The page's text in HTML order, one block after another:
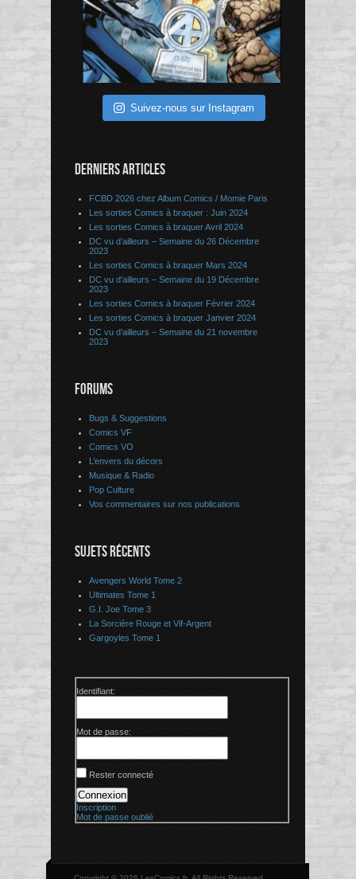
Suivez-nous sur Instagram
DERNIERS ARTICLES
FCBD 2026 chez Album Comics / Momie Paris
Les sorties Comics à braquer : Juin 2024
Les sorties Comics à braquer Avril 2024
DC vu d’ailleurs – Semaine du 26 Décembre
2023
Les sorties Comics à braquer Mars 2024
DC vu d’ailleurs – Semaine du 19 Décembre
2023
Les sorties Comics à braquer Février 2024
Les sorties Comics à braquer Janvier 2024
DC vu d’ailleurs – Semaine du 21 novembre
2023
FORUMS
Bugs & Suggestions
Comics VF
Comics VO
L’envers du décors
Musique & Radio
Pop Culture
Vos commentaires sur nos publications
SUJETS RÉCENTS
Avengers World Tome 2
Ultimates Tome 1
G.I. Joe Tome 3
La Sorcière Rouge et Vif-Argent
Gargoyles Tome 1
Identifiant:
Mot de passe:
Rester connecté
Connexion
Inscription
Mot de passe oublié